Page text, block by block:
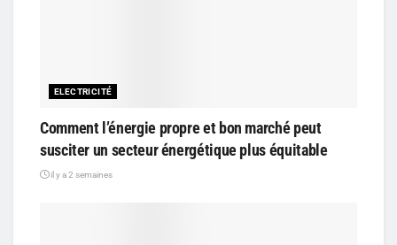
ELECTRICITÉ
Comment l’énergie propre et bon marché peut
susciter un secteur énergétique plus équitable
il y a 2 semaines